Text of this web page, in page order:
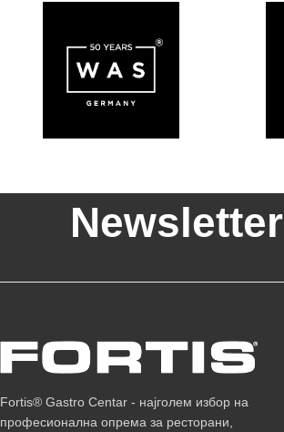
Newsletter
Fortis® Gastro Centar - најголем избор на
професионална опрема за ресторани,